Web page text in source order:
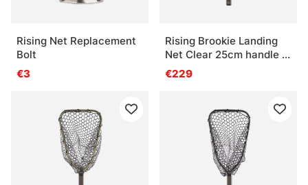
Rising Net Replacement
Bolt
€3
Rising Brookie Landing
Net Clear 25cm handle -
Cobalt
€229